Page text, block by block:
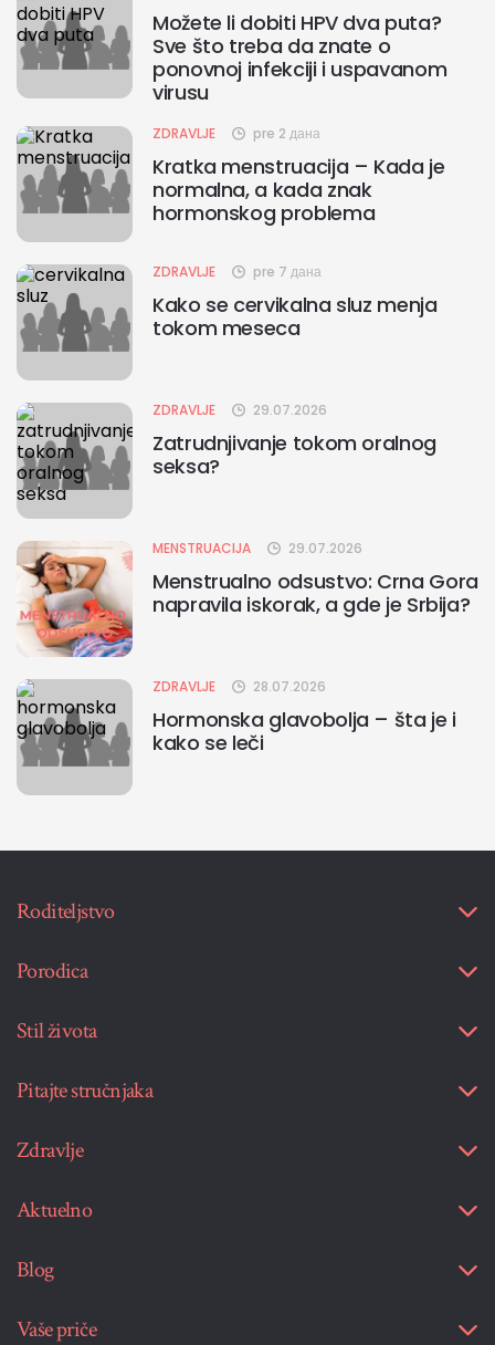
Možete li dobiti HPV dva puta?
Sve što treba da znate o
ponovnoj infekciji i uspavanom
virusu
ZDRAVLJE pre 2 дана
Kratka menstruacija – Kada je
normalna, a kada znak
hormonskog problema
ZDRAVLJE pre 7 дана
Kako se cervikalna sluz menja
tokom meseca
ZDRAVLJE 29.07.2026
Zatrudnjivanje tokom oralnog
seksa?
MENSTRUACIJA 29.07.2026
Menstrualno odsustvo: Crna Gora
napravila iskorak, a gde je Srbija?
ZDRAVLJE 28.07.2026
Hormonska glavobolja – šta je i
kako se leči
Roditeljstvo
Porodica
Stil života
Pitajte stručnjaka
Zdravlje
Aktuelno
Blog
Vaše priče